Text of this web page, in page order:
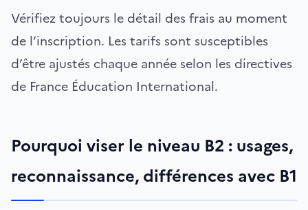
Vérifiez toujours le détail des frais au moment
de l’inscription. Les tarifs sont susceptibles
d’être ajustés chaque année selon les directives
de France Éducation International.
Pourquoi viser le niveau B2 : usages,
reconnaissance, différences avec B1